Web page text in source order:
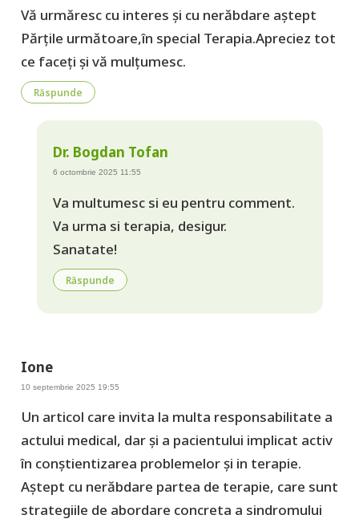
Vă urmăresc cu interes și cu nerăbdare aștept
Părțile următoare,în special Terapia.Apreciez tot
ce faceți și vă mulțumesc.
Răspunde
Dr. Bogdan Tofan
6 octombrie 2025 11:55
Va multumesc si eu pentru comment.
Va urma si terapia, desigur.
Sanatate!
Răspunde
Ione
10 septembrie 2025 19:55
Un articol care invita la multa responsabilitate a
actului medical, dar și a pacientului implicat activ
în conștientizarea problemelor și in terapie.
Aștept cu nerăbdare partea de terapie, care sunt
strategiile de abordare concreta a sindromului